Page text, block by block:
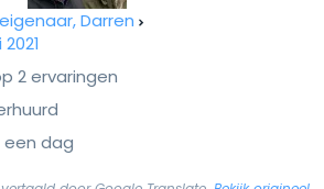
Darren
2 ervaringen
een dag